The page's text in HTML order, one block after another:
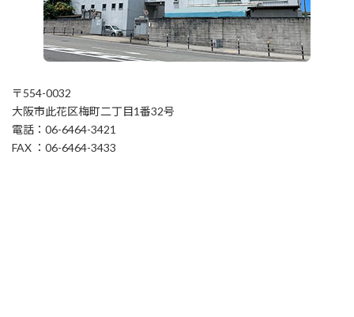
〒554-0032
大阪市此花区梅町二丁目1番32号
電話：06-6464-3421
FAX ：06-6464-3433